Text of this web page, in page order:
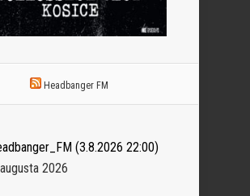
Headbanger FM
(3.8.2026 22:00)
2026